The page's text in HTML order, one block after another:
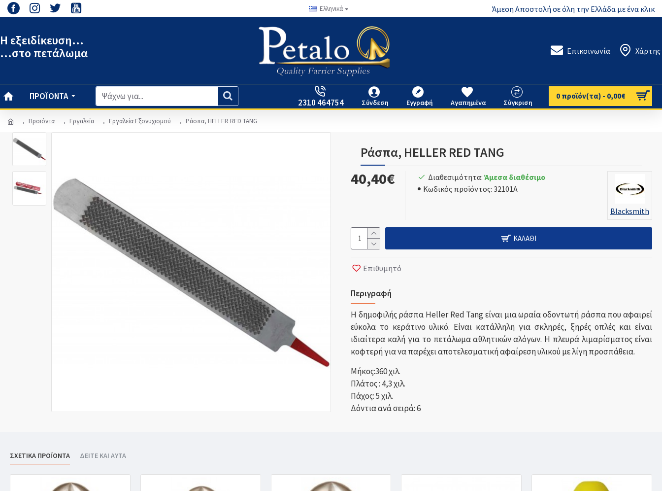
Ελληνικά Άμεση Αποστολή σε όλη την Ελλάδα με ένα κλικ
Η εξειδίκευση...
...στο πετάλωμα
Επικοινωνία Χάρτης
ΠΡΟΪΌΝΤΑ
2310 464754 Σύνδεση Εγγραφή Αγαπημένα Σύγκριση
0 προϊόν(τα) - 0,00€
Προϊόντα Εργαλεία Εργαλεία Εξονυχισμού Ράσπα, HELLER RED TANG
Ράσπα, HELLER RED TANG
40,40€ Διαθεσιμότητα: Άμεσα διαθέσιμο
Κωδικός προϊόντος: 32101A
Blacksmith
ΚΑΛΆΘΙ
Επιθυμητό
Περιγραφή
Η δημοφιλής ράσπα Heller Red Tang είναι μια ωραία οδοντωτή ράσπα που αφαιρεί
εύκολα το κεράτινο υλικό. Είναι κατάλληλη για σκληρές, ξηρές οπλές και είναι
ιδιαίτερα καλή για το πετάλωμα αθλητικών αλόγων. Η πλευρά λιμαρίσματος είναι
κοφτερή για να παρέχει αποτελεσματική αφαίρεση υλικού με λίγη προσπάθεια.
Μήκος:360 χιλ.
Πλάτος : 4,3 χιλ.
Πάχος: 5 χιλ.
Δόντια ανά σειρά: 6
ΣΧΕΤΙΚΑ ΠΡΟΪΟΝΤΑ ΔΕΙΤΕ ΚΑΙ ΑΥΤΑ